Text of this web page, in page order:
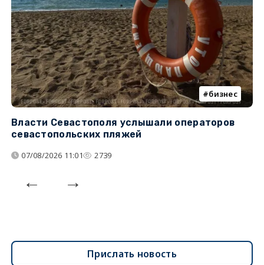
бизнес
Власти Севастополя услышали операторов
севастопольских пляжей
07/08/2026 11:01 2739
Прислать новость